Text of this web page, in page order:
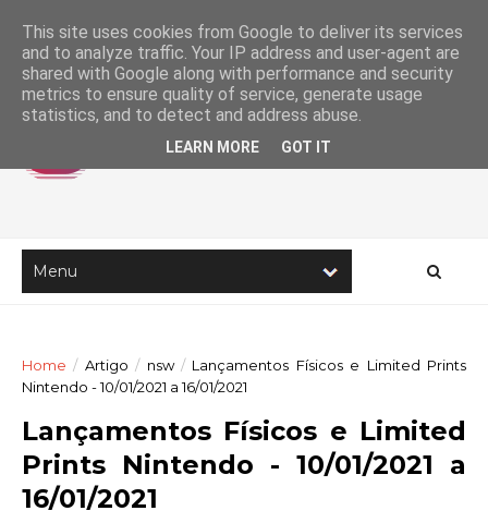
Home / Artigo / nsw / Lançamentos Físicos e Limited Prints
Nintendo - 10/01/2021 a 16/01/2021
Lançamentos Físicos e Limited
Prints Nintendo - 10/01/2021 a
16/01/2021
This site uses cookies from Google to deliver its services
and to analyze traffic. Your IP address and user-agent are
shared with Google along with performance and security
metrics to ensure quality of service, generate usage
statistics, and to detect and address abuse.
LEARN MORE GOT IT